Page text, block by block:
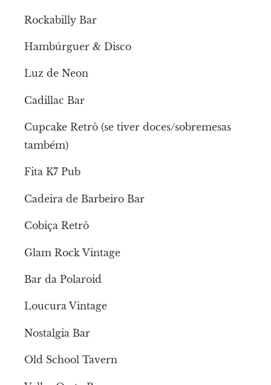
Rockabilly Bar
Hambúrguer & Disco
Luz de Neon
Cadillac Bar
Cupcake Retrô (se tiver doces/sobremesas
também)
Fita K7 Pub
Cadeira de Barbeiro Bar
Cobiça Retrô
Glam Rock Vintage
Bar da Polaroid
Loucura Vintage
Nostalgia Bar
Old School Tavern